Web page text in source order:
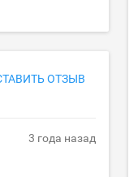
ОТЗЫВ
3 года назад